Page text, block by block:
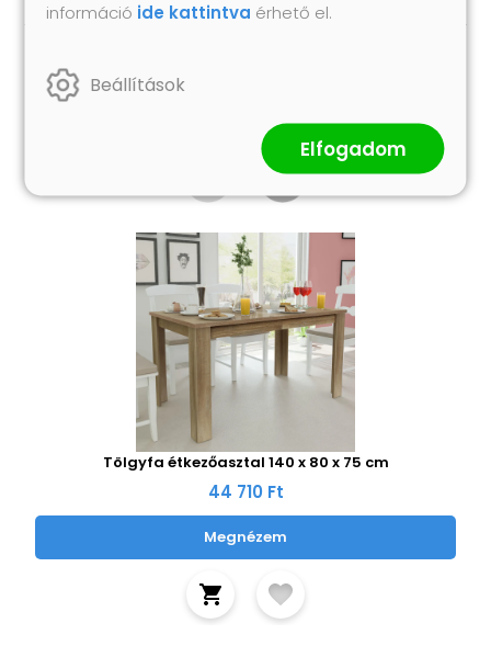
Hasonló termékek
Tölgyfa étkezőasztal 140 x 80 x 75 cm
44 710 Ft
Megnézem
információ ide kattintva érhető el.
Beállítások
Elfogadom